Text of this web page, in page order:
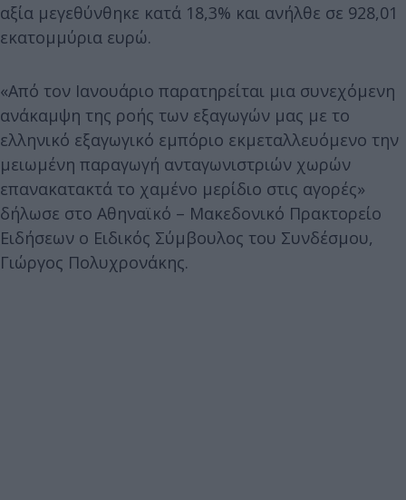
αξία μεγεθύνθηκε κατά 18,3% και ανήλθε σε 928,01
εκατομμύρια ευρώ.
«Από τον Ιανουάριο παρατηρείται μια συνεχόμενη
ανάκαμψη της ροής των εξαγωγών μας με το
ελληνικό εξαγωγικό εμπόριο εκμεταλλευόμενο την
μειωμένη παραγωγή ανταγωνιστριών χωρών
επανακατακτά το χαμένο μερίδιο στις αγορές»
δήλωσε στο Αθηναϊκό – Μακεδονικό Πρακτορείο
Ειδήσεων ο Ειδικός Σύμβουλος του Συνδέσμου,
Γιώργος Πολυχρονάκης.